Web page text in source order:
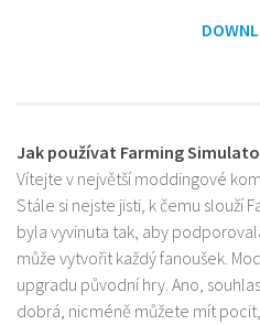
Jak používat Farming
Vítejte v největší moddingové
Stále si nejste jisti, k čemu slouží
byla vyvinuta tak, aby
může vytvořit každý fanoušek.
upgradu původní hry. Ano,
dobrá, nicméně můžete mít